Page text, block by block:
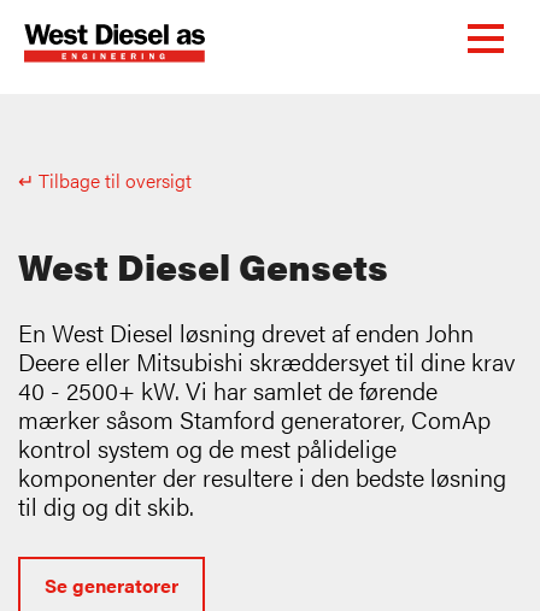
↵ Tilbage til oversigt
West Diesel Gensets
En West Diesel løsning drevet af enden John
Deere eller Mitsubishi skræddersyet til dine krav
40 - 2500+ kW. Vi har samlet de førende
mærker såsom Stamford generatorer, ComAp
kontrol system og de mest pålidelige
komponenter der resultere i den bedste løsning
til dig og dit skib.
Se generatorer